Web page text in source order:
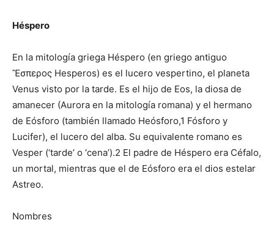
Héspero
En la mitología griega Héspero (en griego antiguo
Ἓσπερος Hesperos) es el lucero vespertino, el planeta
Venus visto por la tarde. Es el hijo de Eos, la diosa de
amanecer (Aurora en la mitología romana) y el hermano
de Eósforo (también llamado Heósforo,1 Fósforo y
Lucifer), el lucero del alba. Su equivalente romano es
Vesper (‘tarde’ o ‘cena’).2 El padre de Héspero era Céfalo,
un mortal, mientras que el de Eósforo era el dios estelar
Astreo.
Nombres